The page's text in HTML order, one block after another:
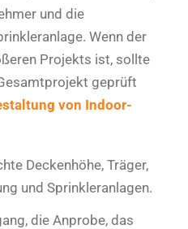
und die
Wenn der
Projekts ist, sollte
geprüft
von Indoor-
Deckenhöhe, Träger,
und Sprinkleranlagen.
die Anprobe, das